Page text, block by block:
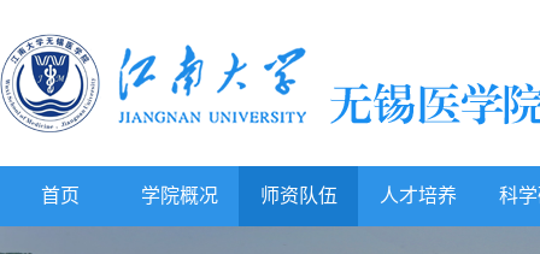
首页 学院概况 师资队伍 人才培养 科